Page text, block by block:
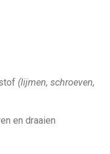
(lijmen, schroeven,
en draaien